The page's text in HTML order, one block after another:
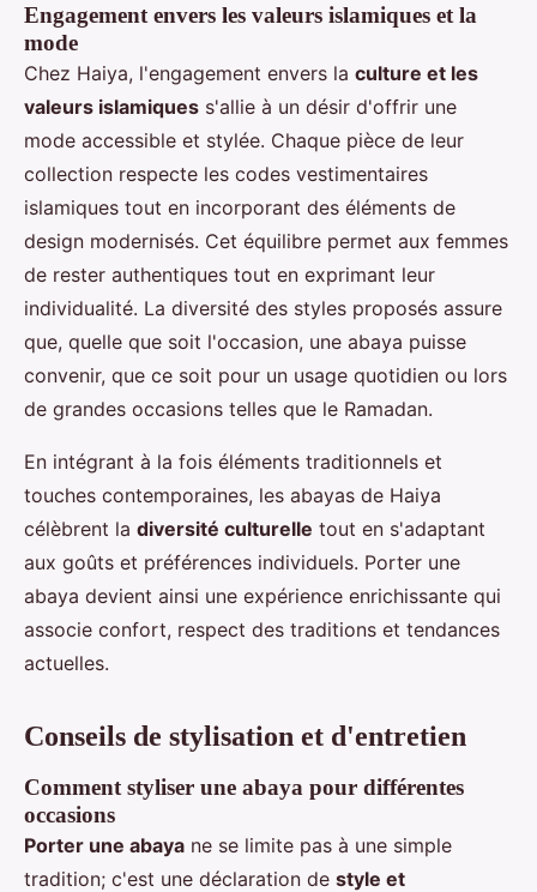
Engagement envers les valeurs islamiques et la
mode
Chez Haiya, l'engagement envers la culture et les
valeurs islamiques s'allie à un désir d'offrir une
mode accessible et stylée. Chaque pièce de leur
collection respecte les codes vestimentaires
islamiques tout en incorporant des éléments de
design modernisés. Cet équilibre permet aux femmes
de rester authentiques tout en exprimant leur
individualité. La diversité des styles proposés assure
que, quelle que soit l'occasion, une abaya puisse
convenir, que ce soit pour un usage quotidien ou lors
de grandes occasions telles que le Ramadan.
En intégrant à la fois éléments traditionnels et
touches contemporaines, les abayas de Haiya
célèbrent la diversité culturelle tout en s'adaptant
aux goûts et préférences individuels. Porter une
abaya devient ainsi une expérience enrichissante qui
associe confort, respect des traditions et tendances
actuelles.
Conseils de stylisation et d'entretien
Comment styliser une abaya pour différentes
occasions
Porter une abaya ne se limite pas à une simple
tradition; c'est une déclaration de style et